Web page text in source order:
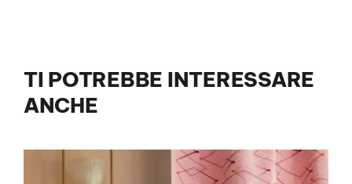
TI POTREBBE INTERESSARE
ANCHE